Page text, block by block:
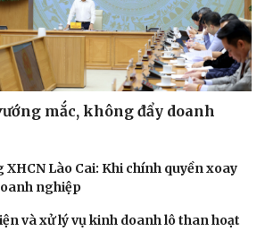
mắc, không đẩy doanh
Lào Cai: Khi chính quyền xoay
nghiệp
và xử lý vụ kinh doanh lô than hoạt